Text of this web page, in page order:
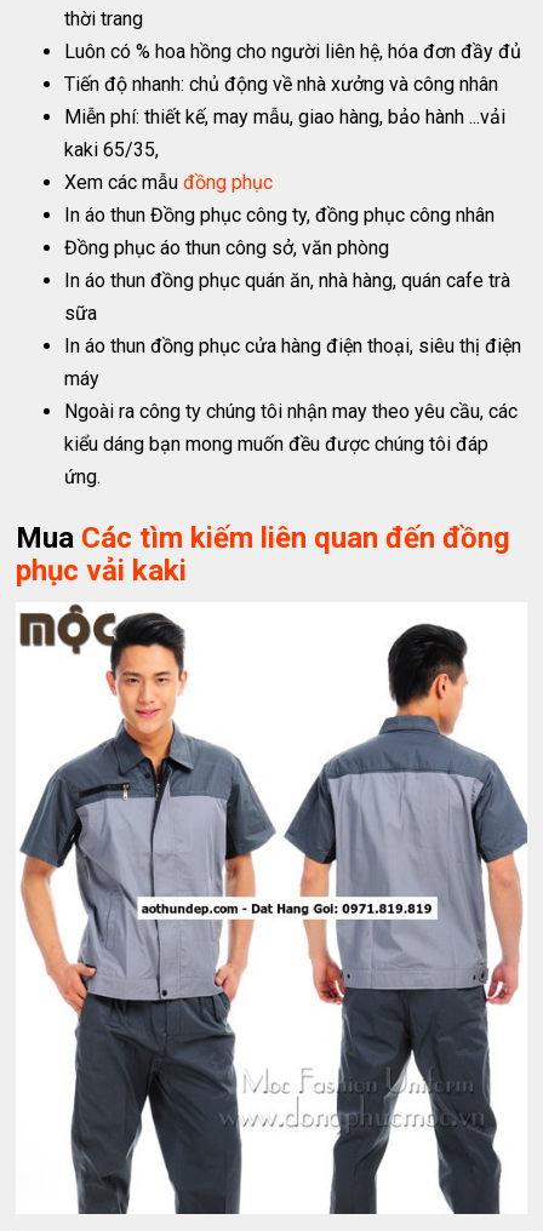
thời trang
Luôn có % hoa hồng cho người liên hệ, hóa đơn đầy đủ
Tiến độ nhanh: chủ động về nhà xưởng và công nhân
Miễn phí: thiết kế, may mẫu, giao hàng, bảo hành ...vải
kaki 65/35,
Xem các mẫuđồng phục
In áo thun Đồng phục công ty, đồng phục công nhân
Đồng phục áo thun công sở, văn phòng
In áo thun đồng phục quán ăn, nhà hàng, quán cafe trà
sữa
In áo thun đồng phục cửa hàng điện thoại, siêu thị điện
máy
Ngoài ra công ty chúng tôi nhận may theo yêu cầu, các
kiểu dáng bạn mong muốn đều được chúng tôi đáp
ứng.
Mua Các tìm kiếm liên quan đến đồng
phục vải kaki